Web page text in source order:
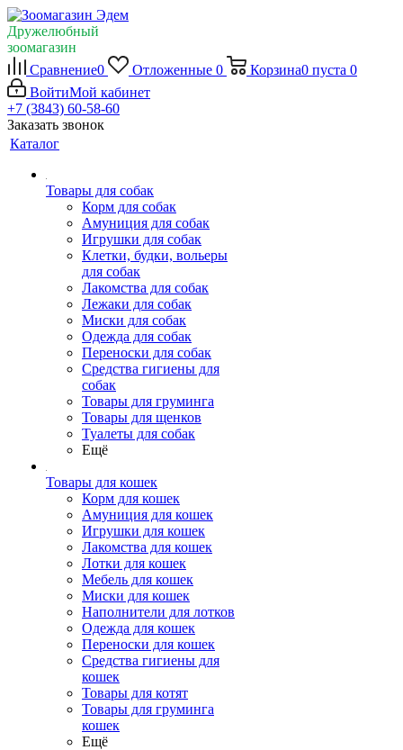
Дружелюбный
зоомагазин
Сравнение0 Отложенные 0 Корзина0 пуста 0
ВойтиМой кабинет
+7 (3843) 60-58-60
Заказать звонок
Каталог
Товары для собак
Корм для собак
Амуниция для собак
Игрушки для собак
Клетки, будки, вольеры
для собак
Лакомства для собак
Лежаки для собак
Миски для собак
Одежда для собак
Переноски для собак
Средства гигиены для
собак
Товары для груминга
Товары для щенков
Туалеты для собак
Ещё
Товары для кошек
Корм для кошек
Амуниция для кошек
Игрушки для кошек
Лакомства для кошек
Лотки для кошек
Мебель для кошек
Миски для кошек
Наполнители для лотков
Одежда для кошек
Переноски для кошек
Средства гигиены для
кошек
Товары для котят
Товары для груминга
кошек
Ещё